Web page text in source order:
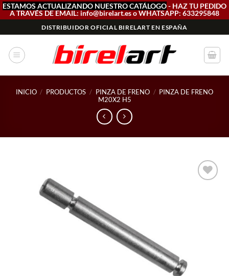
ESTAMOS ACTUALIZANDO NUESTRO CATÁLOGO- HAZ TU PEDIDO
A TRAVÉS DE EMAIL: info@birelart.es o WHATSAPP: 633295848
al
contenido
DISTRIBUIDOR OFICIAL BIRELART EN ESPAÑA
INICIO / PRODUCTOS / PINZA DE FRENO / PINZA DE FRENO
M20X2 H5